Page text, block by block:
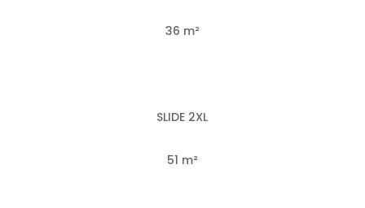
36 m²
SLIDE 2XL
51 m²